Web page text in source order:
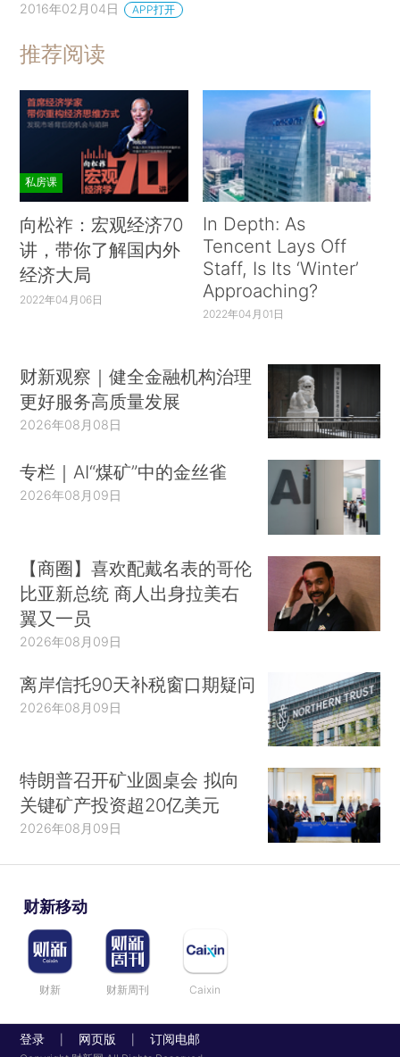
2016年02月04日 APP打开
推荐阅读
私房课
向松祚：宏观经济70
讲，带你了解国内外
经济大局
2022年04月06日
In Depth: As
Tencent Lays Off
Staff, Is Its ‘Winter’
Approaching?
2022年04月01日
财新观察｜健全金融机构治理
更好服务高质量发展
2026年08月08日
专栏｜AI“煤矿”中的金丝雀
2026年08月09日
【商圈】喜欢配戴名表的哥伦
比亚新总统 商人出身拉美右
翼又一员
2026年08月09日
离岸信托90天补税窗口期疑问
2026年08月09日
特朗普召开矿业圆桌会 拟向
关键矿产投资超20亿美元
2026年08月09日
财新移动
财新 财新周刊 Caixin
登录 网页版 订阅电邮